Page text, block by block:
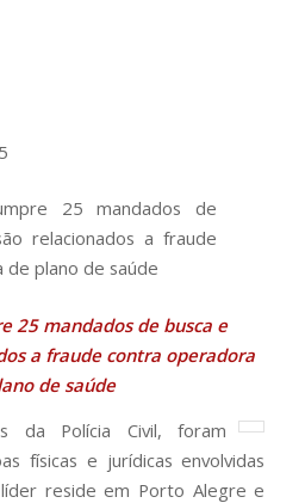
25 mandados de busca e
a fraude contra operadora
de saúde
da Polícia Civil, foram
físicas e jurídicas envolvidas
reside em Porto Alegre e